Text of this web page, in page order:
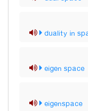
duality in
eigen space
eigenspace